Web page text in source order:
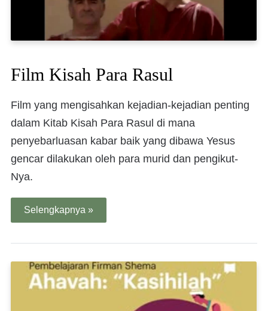
Film Kisah Para Rasul
Film yang mengisahkan kejadian-kejadian penting
dalam Kitab Kisah Para Rasul di mana
penyebarluasan kabar baik yang dibawa Yesus
gencar dilakukan oleh para murid dan pengikut-
Nya.
Selengkapnya »